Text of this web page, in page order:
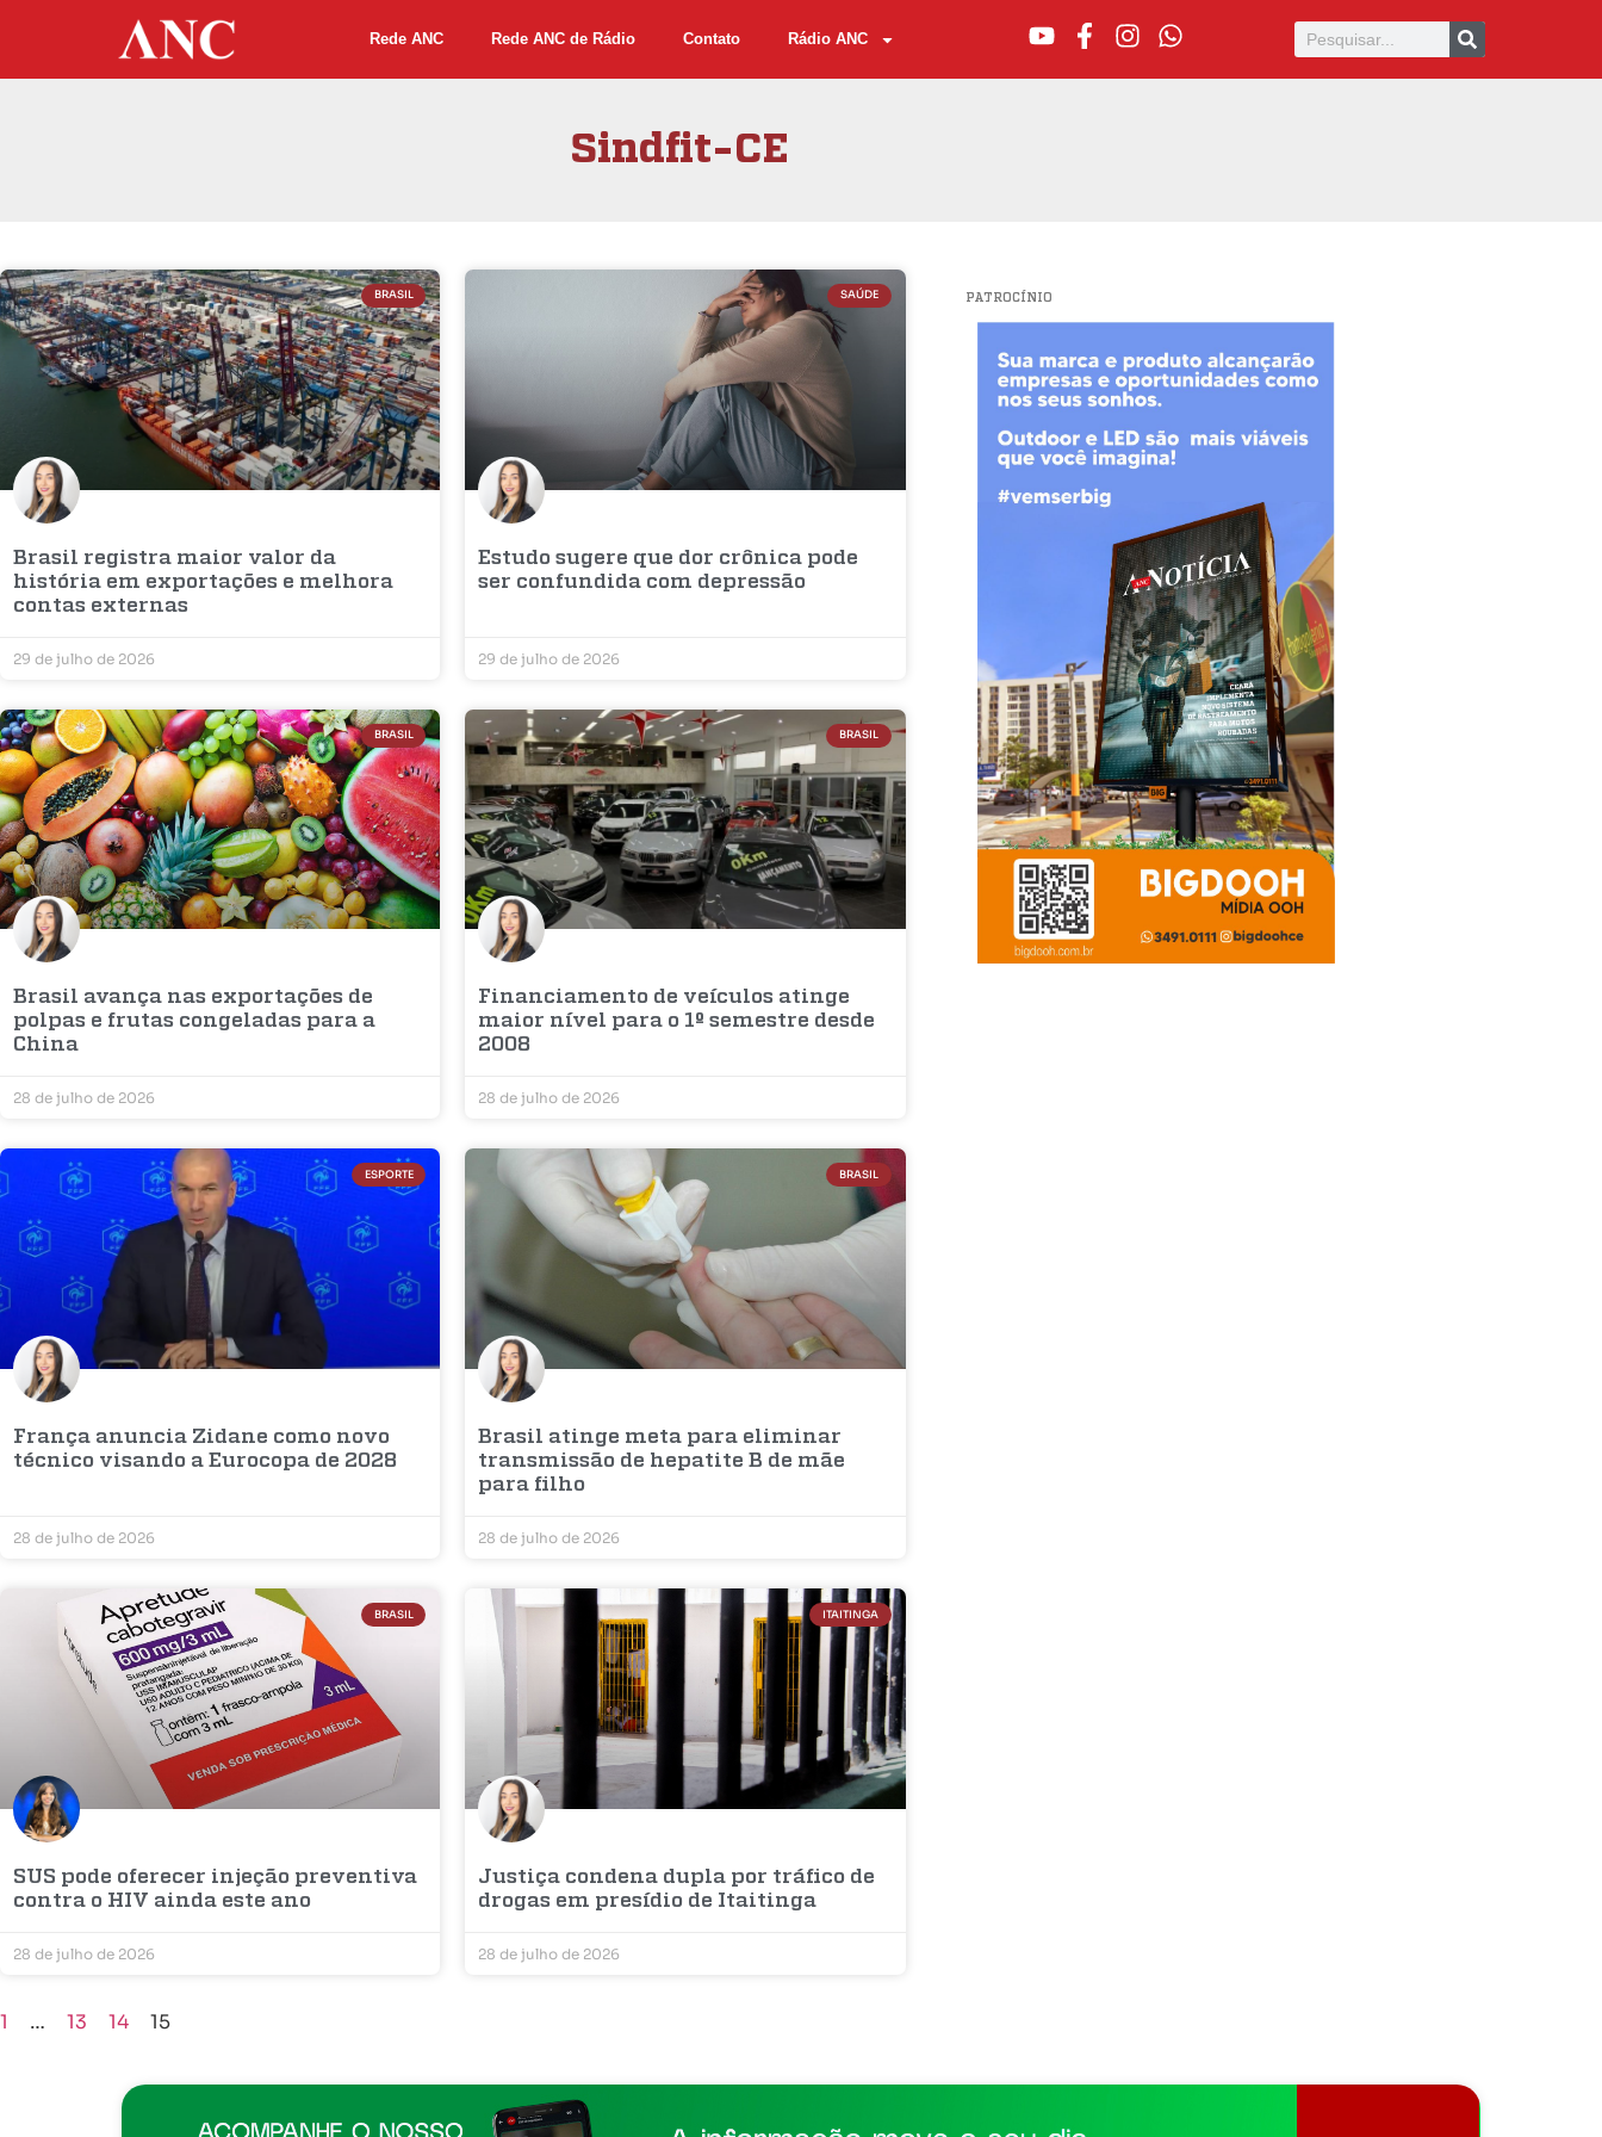
Rede ANC Rede ANC de Rádio Contato Rádio ANC
Sindfit-CE
BRASIL
Brasil registra maior valor da
história em exportações e melhora
contas externas
29 de julho de 2026
SAÚDE
Estudo sugere que dor crônica pode
ser confundida com depressão
29 de julho de 2026
BRASIL
Brasil avança nas exportações de
polpas e frutas congeladas para a
China
28 de julho de 2026
BRASIL
Financiamento de veículos atinge
maior nível para o 1º semestre desde
2008
28 de julho de 2026
ESPORTE
França anuncia Zidane como novo
técnico visando a Eurocopa de 2028
28 de julho de 2026
BRASIL
Brasil atinge meta para eliminar
transmissão de hepatite B de mãe
para filho
28 de julho de 2026
BRASIL
SUS pode oferecer injeção preventiva
contra o HIV ainda este ano
28 de julho de 2026
ITAITINGA
Justiça condena dupla por tráfico de
drogas em presídio de Itaitinga
28 de julho de 2026
1 … 13 14 15
PATROCÍNIO